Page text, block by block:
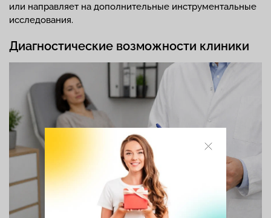
или направляет на дополнительные инструментальные
исследования.
Диагностические возможности клиники